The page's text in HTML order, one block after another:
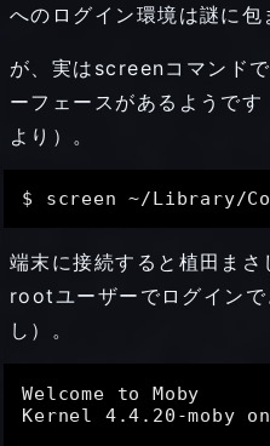
へのログイン環境は謎に包
が、実はscreenコマンド
ーフェースがあるようです
より）。
端末に接続すると植田まさ
rootユーザーでログイン
し）。
Welcome to Moby
Kernel 4.4.20-moby